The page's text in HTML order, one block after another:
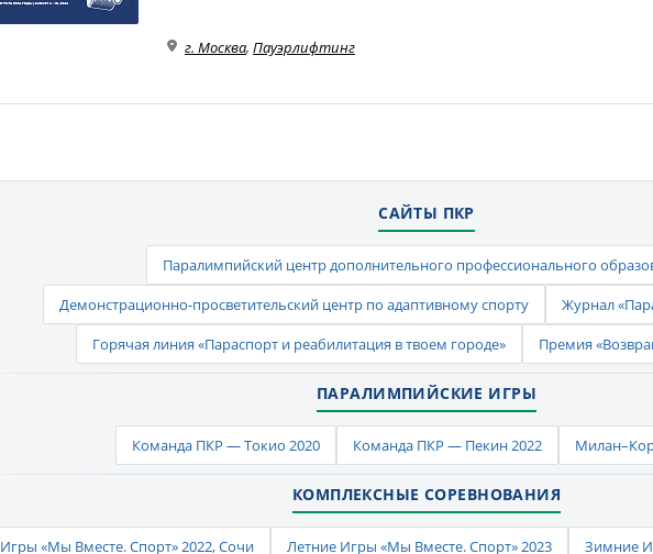
г. Москва, Пауэрлифтинг
САЙТЫ ПКР
Паралимпийский центр дополнительного профессионального
Демонстрационно-просветительский центр по адаптивному спорту
Журнал
Горячая линия «Параспорт и реабилитация в твоем городе»
Премия
ПАРАЛИМПИЙСКИЕ ИГРЫ
Команда ПКР — Токио 2020 Команда ПКР — Пекин 2022
КОМПЛЕКСНЫЕ СОРЕВНОВАНИЯ
Игры «Мы Вместе. Спорт» 2022, Сочи Летние Игры «Мы Вместе. Спорт» 2023 Зимние